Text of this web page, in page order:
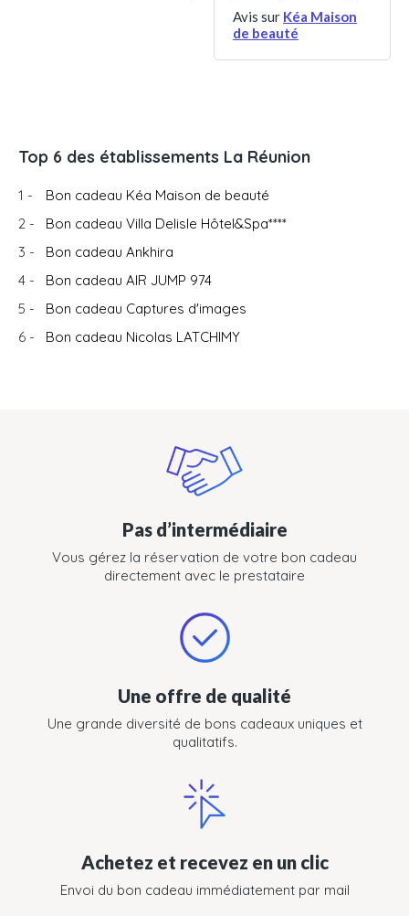
Avis sur Kéa Maison
de beauté
Top 6 des établissements La Réunion
1 -
Bon cadeau Kéa Maison de beauté
2 -
Bon cadeau Villa Delisle Hôtel&Spa****
3 -
Bon cadeau Ankhira
4 -
Bon cadeau AIR JUMP 974
5 -
Bon cadeau Captures d'images
6 -
Bon cadeau Nicolas LATCHIMY
Pas d’intermédiaire
Vous gérez la réservation de votre bon cadeau
directement avec le prestataire
Une offre de qualité
Une grande diversité de bons cadeaux uniques et
qualitatifs.
Achetez et recevez en un clic
Envoi du bon cadeau immédiatement par mail